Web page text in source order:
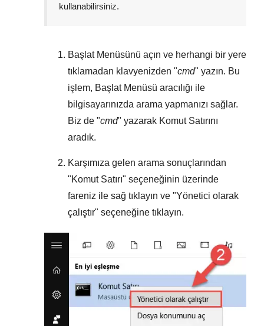
kullanabilirsiniz.
Başlat Menüsünü açın ve herhangi bir yere
tıklamadan klavyenizden "cmd" yazın. Bu
işlem, Başlat Menüsü aracılığı ile
bilgisayarınızda arama yapmanızı sağlar.
Biz de "cmd" yazarak Komut Satırını
aradık.
Karşımıza gelen arama sonuçlarından
"Komut Satırı" seçeneğinin üzerinde
fareniz ile sağ tıklayın ve "Yönetici olarak
çalıştır" seçeneğine tıklayın.